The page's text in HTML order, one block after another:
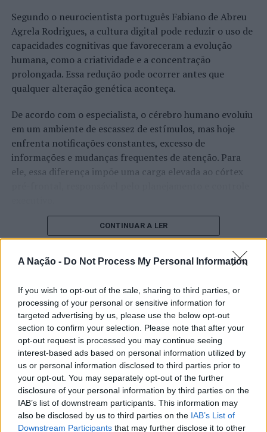
A Nação - Do Not Process My Personal Information
If you wish to opt-out of the sale, sharing to third parties, or
processing of your personal or sensitive information for
targeted advertising by us, please use the below opt-out
section to confirm your selection. Please note that after your
opt-out request is processed you may continue seeing
interest-based ads based on personal information utilized by
us or personal information disclosed to third parties prior to
your opt-out. You may separately opt-out of the further
disclosure of your personal information by third parties on the
IAB’s list of downstream participants. This information may
also be disclosed by us to third parties on the IAB’s List of
Downstream Participants that may further disclose it to other
Segundo o neurocientista português Fabiano de Abreu
Agrela Rodrigues, a cultura digital pode reduzir o uso de
capacidades cognitivas que favoreceram a evolução
humana, como a criatividade e a concentração
prolongada. Essa redução pode ocorrer antes que
qualquer alteração genética aconteça.
De acordo com o especialista, o cérebro humano evoluiu
em um ambiente de escassez de estímulos, mas hoje
enfrenta notificações constantes, excesso de
informações e mudanças frequentes de atenção. Para
ele, essa diferença impõe uma carga elevada ao córtex
O pesquisador afirma que plataformas digitais também
estimulam continuamente o sistema de recompensa do
cérebro, favorecendo a fadiga mental, a dificuldade de
manter a atenção e a procrastinação. Na sua visão,
aumentam a sensação de sobrecarga, enquanto o stress
prolongado pode elevar os níveis de cortisol e
prejudicar o desempenho cognitivo.
Fabiano de Abreu Agrela Rodrigues ressalta que não há
evidências de que o ambiente digital provoque mudanças
genéticas na espécie humana. A adaptação observada,
afirma, ocorre por meio da neuroplasticidade, processo
pelo qual os circuitos neurais se reorganizam em
resposta às experiências.
CONTINUAR A LER
“Millennium Estoril Open 2026”
regressou ao circuito ATP com
vitória do francês Luca Van Assche
Publicado 2 dias atrás on 07/08/2026
Por Ígor Lopes
O “Millennium Estoril Open 2026” decorreu entre os